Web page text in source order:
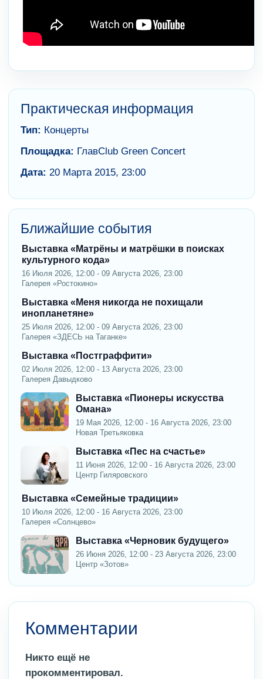
Практическая информация
Тип: Концерты
Площадка: ГлавClub Green Concert
Дата: 20 Марта 2015, 23:00
Ближайшие события
Выставка «Матрёны и матрёшки в поисках
культурного кода»
16 Июля 2026, 12:00 - 09 Августа 2026, 23:00
Галерея «Ростокино»
Выставка «Меня никогда не похищали
инопланетяне»
25 Июля 2026, 12:00 - 09 Августа 2026, 23:00
Галерея «ЗДЕСЬ на Таганке»
Выставка «Постграффити»
02 Июля 2026, 12:00 - 13 Августа 2026, 23:00
Галерея Давыдково
Выставка «Пионеры искусства
Омана»
19 Мая 2026, 12:00 - 16 Августа 2026, 23:00
Новая Третьяковка
Выставка «Пес на счастье»
11 Июня 2026, 12:00 - 16 Августа 2026, 23:00
Центр Гиляровского
Выставка «Семейные традиции»
10 Июля 2026, 12:00 - 16 Августа 2026, 23:00
Галерея «Солнцево»
Выставка «Черновик будущего»
26 Июня 2026, 12:00 - 23 Августа 2026, 23:00
Центр «Зотов»
Комментарии
Никто ещё не
прокомментировал.